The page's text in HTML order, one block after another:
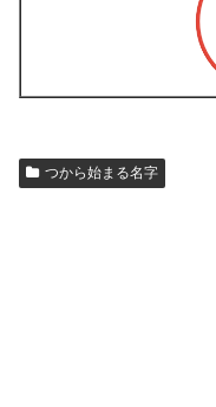
つから始まる名字